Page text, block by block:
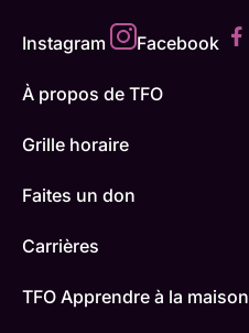
Instagram Facebook
À propos de TFO
Grille horaire
Faites un don
Carrières
TFO Apprendre à la maison